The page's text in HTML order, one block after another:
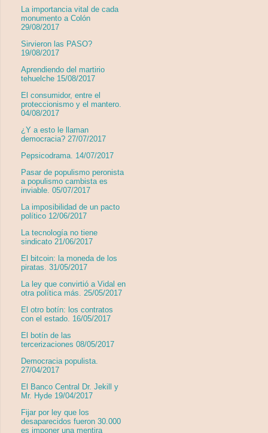
La importancia vital de cada
monumento a Colón
29/08/2017
Sirvieron las PASO?
19/08/2017
Aprendiendo del martirio
tehuelche 15/08/2017
El consumidor, entre el
proteccionismo y el mantero.
04/08/2017
¿Y a esto le llaman
democracia? 27/07/2017
Pepsicodrama. 14/07/2017
Pasar de populismo peronista
a populismo cambista es
inviable. 05/07/2017
La imposibilidad de un pacto
político 12/06/2017
La tecnología no tiene
sindicato 21/06/2017
El bitcoin: la moneda de los
piratas. 31/05/2017
La ley que convirtió a Vidal en
otra política más. 25/05/2017
El otro botín: los contratos
con el estado. 16/05/2017
El botín de las
tercerizaciones 08/05/2017
Democracia populista.
27/04/2017
El Banco Central Dr. Jekill y
Mr. Hyde 19/04/2017
Fijar por ley que los
desaparecidos fueron 30.000
es imponer una mentira